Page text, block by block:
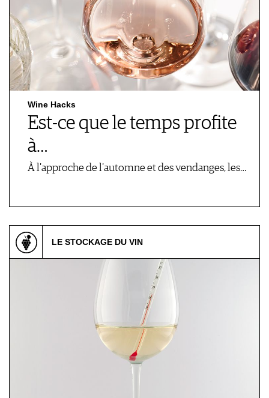
Wine Hacks
Est-ce que le temps profite
à…
À l'approche de l'automne et des vendanges, les…
LE STOCKAGE DU VIN